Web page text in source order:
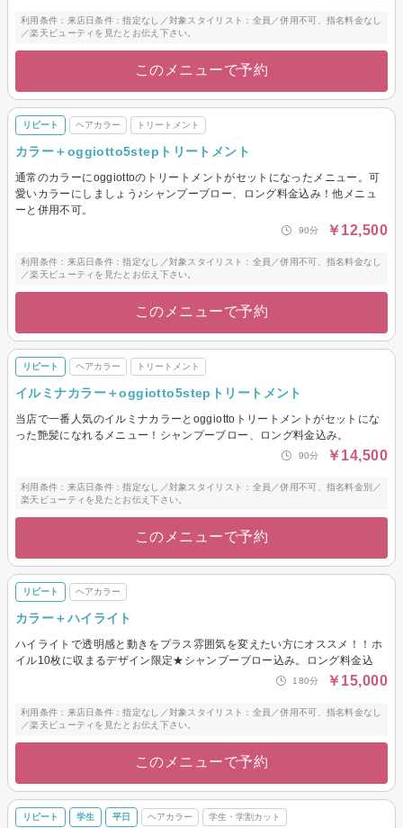
利用条件：来店日条件：指定なし／対象スタイリスト：全員／併用不可、指名料金なし
／楽天ビューティを見たとお伝え下さい。
このメニューで予約
リピート ヘアカラー トリートメント
カラー＋oggiotto5stepトリートメント
通常のカラーにoggiottoのトリートメントがセットになったメニュー。可
愛いカラーにしましょう♪シャンプーブロー、ロング料金込み！他メニュ
ーと併用不可。
90分 ￥12,500
利用条件：来店日条件：指定なし／対象スタイリスト：全員／併用不可、指名料金なし
／楽天ビューティを見たとお伝え下さい。
このメニューで予約
リピート ヘアカラー トリートメント
イルミナカラー＋oggiotto5stepトリートメント
当店で一番人気のイルミナカラーとoggiottoトリートメントがセットにな
った艶髪になれるメニュー！シャンプーブロー、ロング料金込み。
90分 ￥14,500
利用条件：来店日条件：指定なし／対象スタイリスト：全員／併用不可、指名料金別／
楽天ビューティを見たとお伝え下さい。
このメニューで予約
リピート ヘアカラー
カラー＋ハイライト
ハイライトで透明感と動きをプラス雰囲気を変えたい方にオススメ！！ホ
イル10枚に収まるデザイン限定★シャンプーブロー込み。ロング料金込
180分 ￥15,000
利用条件：来店日条件：指定なし／対象スタイリスト：全員／併用不可、指名料金なし
／楽天ビューティを見たとお伝え下さい。
このメニューで予約
リピート 学生 平日 ヘアカラー 学生・学割カット